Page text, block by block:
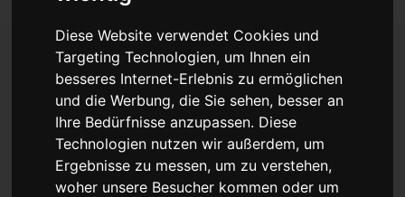
Diese Website verwendet Cookies und
Targeting Technologien, um Ihnen ein
besseres Internet-Erlebnis zu ermöglichen
und die Werbung, die Sie sehen, besser an
Ihre Bedürfnisse anzupassen. Diese
Technologien nutzen wir außerdem, um
Ergebnisse zu messen, um zu verstehen,
woher unsere Besucher kommen oder um
Junge Filmschaffende
zeigen ihre
"Drehmomente"